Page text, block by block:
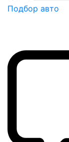
Подбор авто